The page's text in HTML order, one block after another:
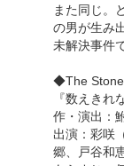
また同じ。
の男が生み
未解決事件
◆The Stone
『数えきれ
作・演出：
出演：彩咲
郷、戸谷和